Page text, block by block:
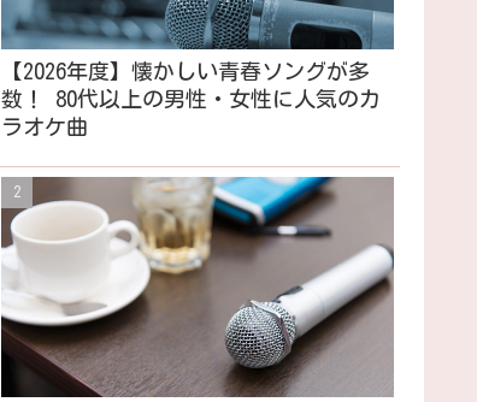
【2026年度】懐かしい青春ソングが多
数！ 80代以上の男性・女性に人気のカ
ラオケ曲